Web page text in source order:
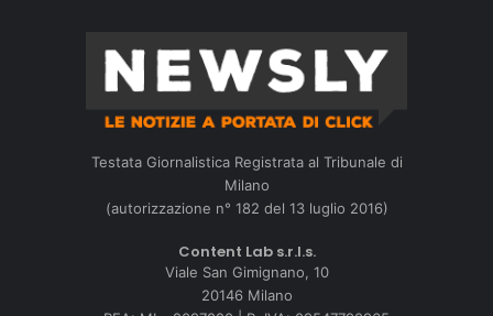
Testata Giornalistica Registrata al Tribunale di
Milano
(autorizzazione n° 182 del 13 luglio 2016)
Content Lab s.r.l.s.
Viale San Gimignano, 10
20146 Milano